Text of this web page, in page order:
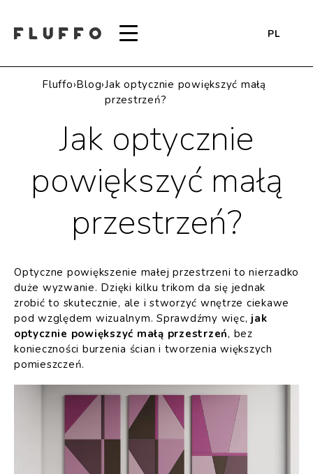
PL
Fluffo›Blog›Jak optycznie powiększyć małą
przestrzeń?
Jak optycznie
powiększyć małą
przestrzeń?
Optyczne powiększenie małej przestrzeni to nierzadko
duże wyzwanie. Dzięki kilku trikom da się jednak
zrobić to skutecznie, ale i stworzyć wnętrze ciekawe
pod względem wizualnym. Sprawdźmy więc, jak
optycznie powiększyć małą przestrzeń, bez
konieczności burzenia ścian i tworzenia większych
pomieszczeń.